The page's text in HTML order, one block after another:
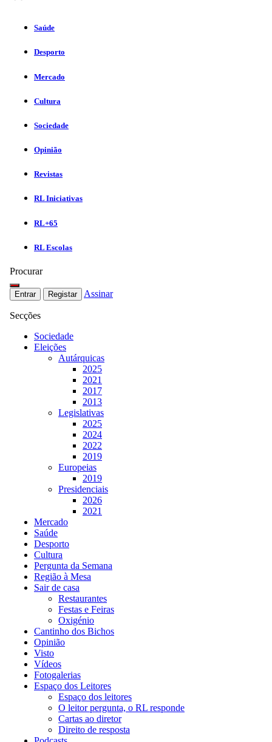
Saúde
Desporto
Mercado
Cultura
Sociedade
Opinião
Revistas
RL Iniciativas
RL+65
RL Escolas
Procurar
Entrar Registar Assinar
Secções
Sociedade
Eleições
Autárquicas
2025
2021
2017
2013
Legislativas
2025
2024
2022
2019
Europeias
2019
Presidenciais
2026
2021
Mercado
Saúde
Desporto
Cultura
Pergunta da Semana
Região à Mesa
Sair de casa
Restaurantes
Festas e Feiras
Oxigénio
Cantinho dos Bichos
Opinião
Visto
Vídeos
Fotogalerias
Espaço dos Leitores
Espaço dos leitores
O leitor pergunta, o RL responde
Cartas ao diretor
Direito de resposta